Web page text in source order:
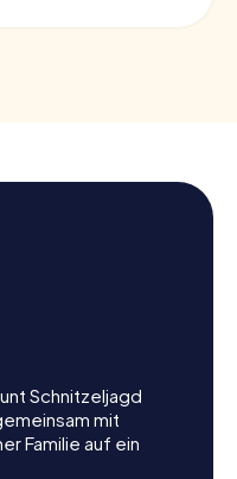
Schnitzeljagd
mit
Familie auf ein